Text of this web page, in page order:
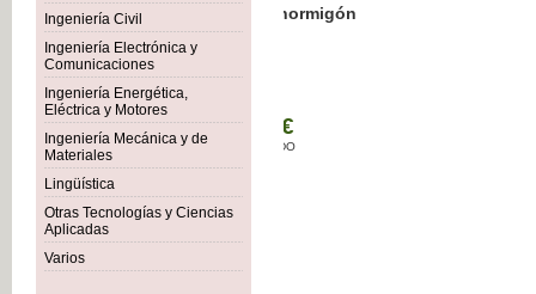
Ingeniería Civil
Ingeniería Electrónica y
Comunicaciones
Ingeniería Energética,
Eléctrica y Motores
Ingeniería Mecánica y de
Materiales
Lingüística
Otras Tecnologías y Ciencias
Aplicadas
Varios
Botánica Agroalimentaria